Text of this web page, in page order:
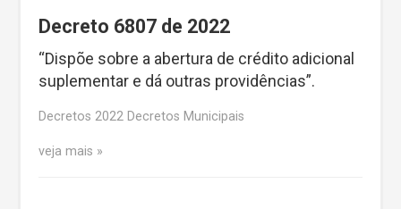
Decreto 6807 de 2022
“Dispõe sobre a abertura de crédito adicional
suplementar e dá outras providências”.
Decretos 2022 Decretos Municipais
veja mais